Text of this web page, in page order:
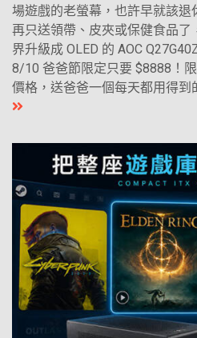
場遊戲的老螢幕，也許早就該退
再只送領帶、皮夾或保健食品
界升級成 OLED 的 AOC
8/10 爸爸節限定只要 $8888！
價格，送爸爸一個每天都用得